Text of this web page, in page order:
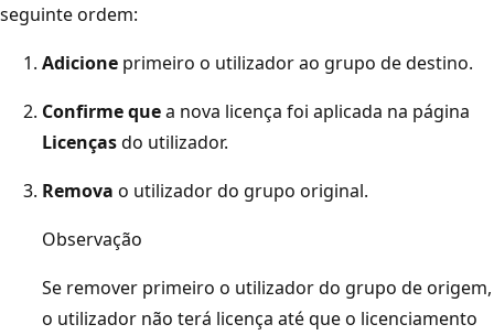
seguinte ordem:
Adicione primeiro o utilizador ao grupo de destino.
Confirme quea nova licença foi aplicada na página
Licençasdo utilizador.
Remova o utilizador do grupo original.
Observação
Se remover primeiro o utilizador do grupo de origem,
o utilizador não terá licença até que o licenciamento